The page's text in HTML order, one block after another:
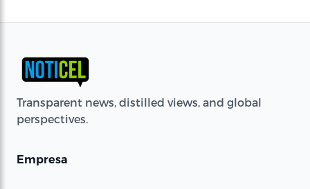
Transparent news, distilled views, and global
perspectives.
Empresa